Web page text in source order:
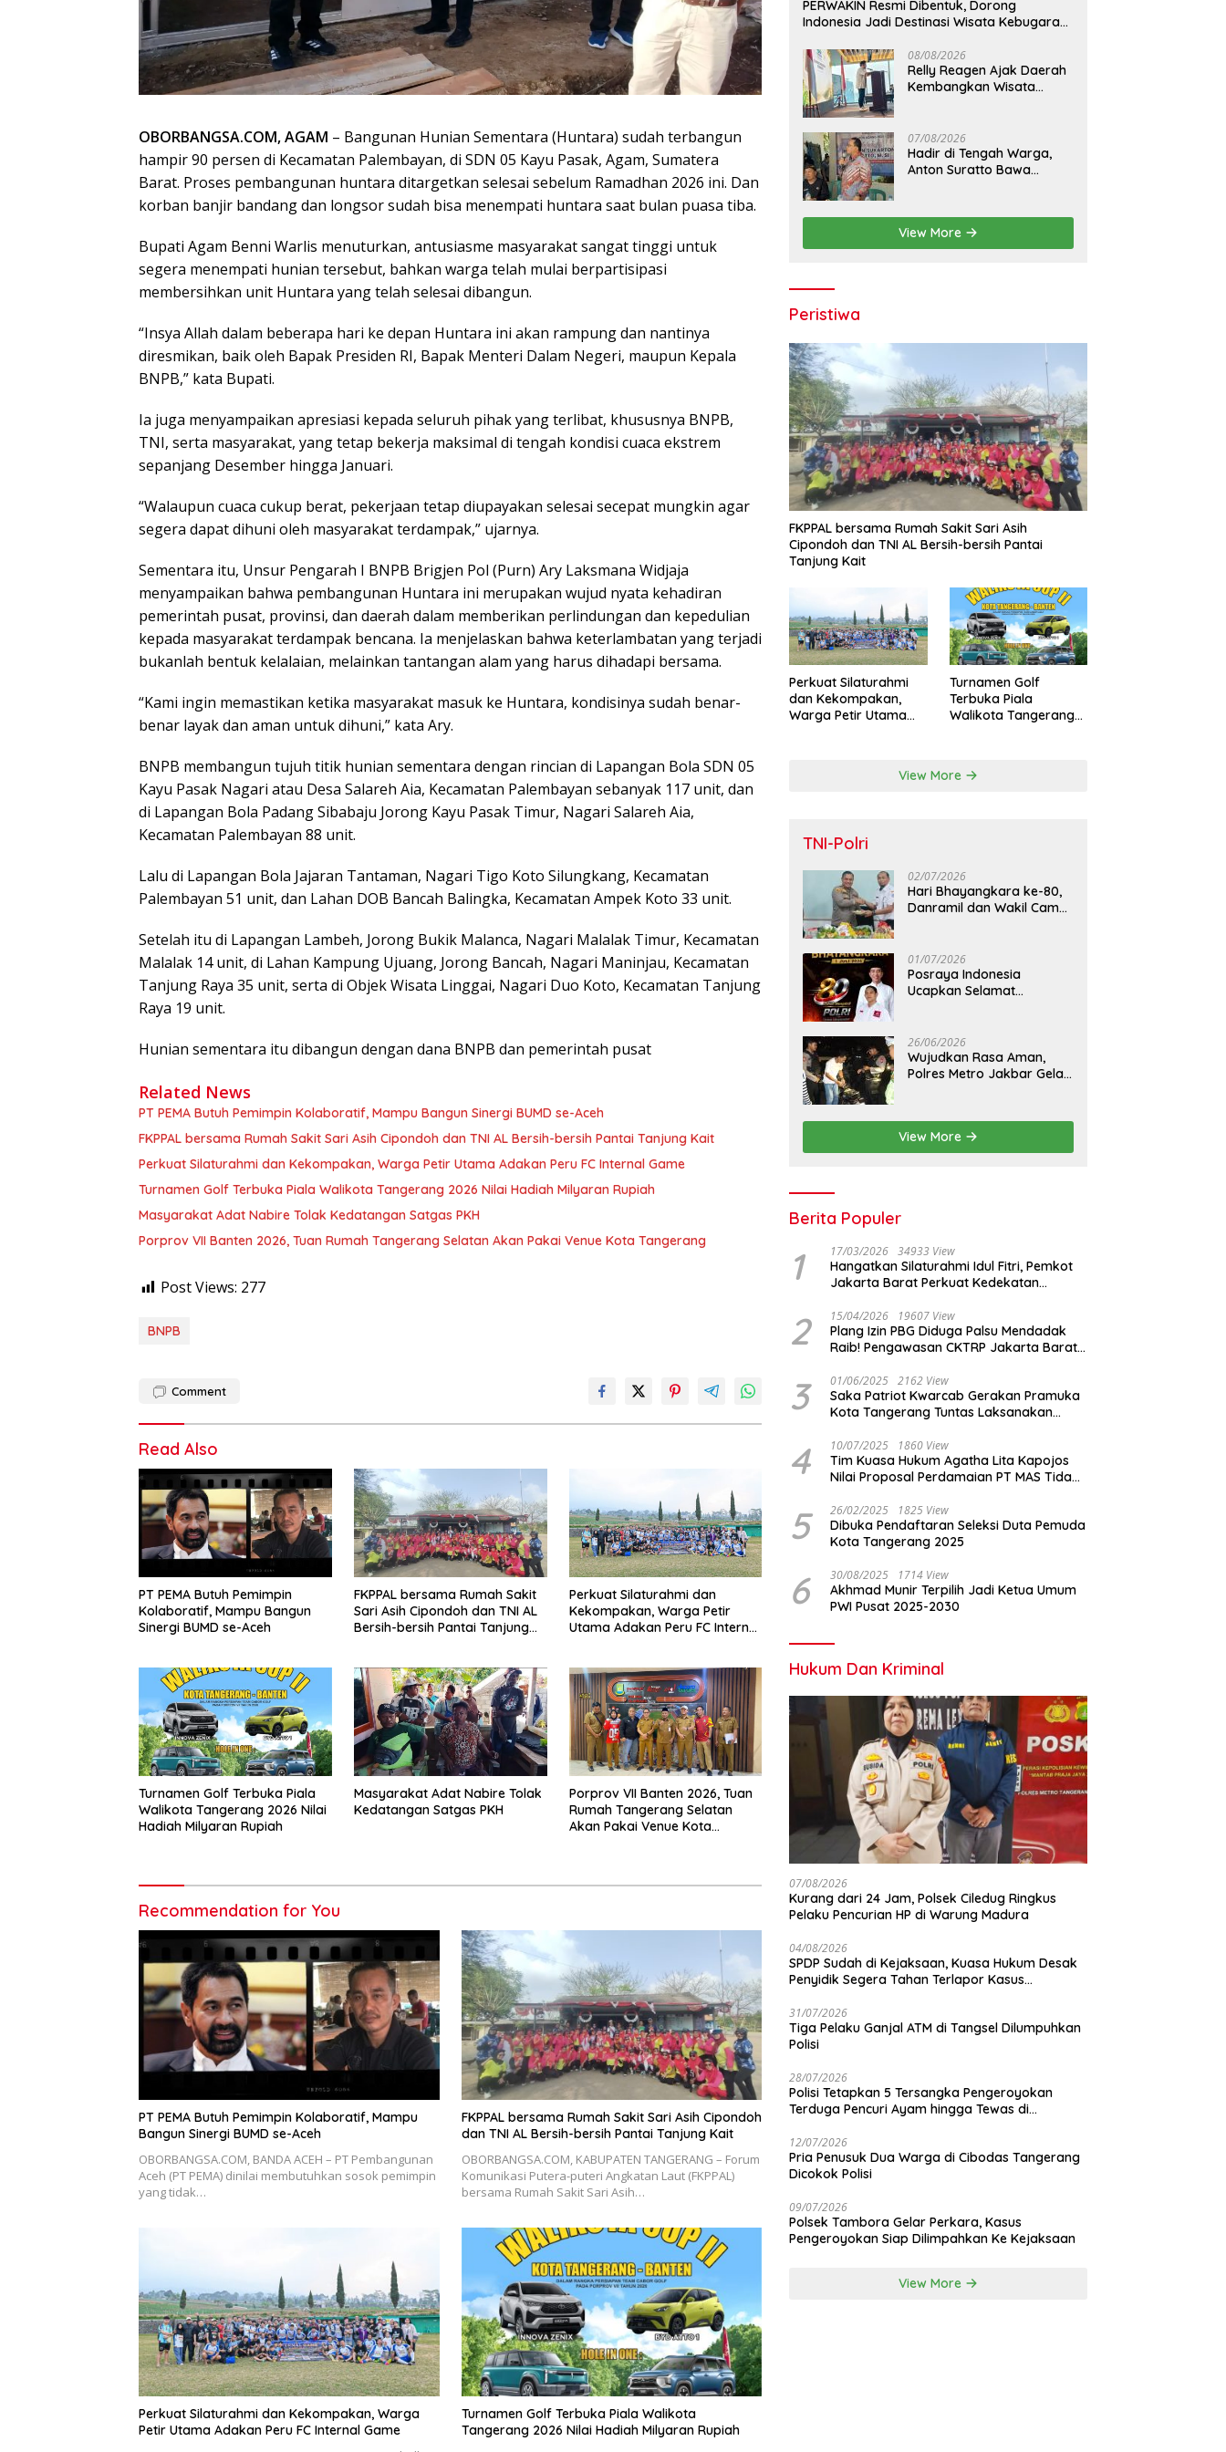
OBORBANGSA.COM, AGAM – Bangunan Hunian Sementara (Huntara) sudah terbangun
hampir 90 persen di Kecamatan Palembayan, di SDN 05 Kayu Pasak, Agam, Sumatera
Barat. Proses pembangunan huntara ditargetkan selesai sebelum Ramadhan 2026 ini. Dan
korban banjir bandang dan longsor sudah bisa menempati huntara saat bulan puasa tiba.
Bupati Agam Benni Warlis menuturkan, antusiasme masyarakat sangat tinggi untuk
segera menempati hunian tersebut, bahkan warga telah mulai berpartisipasi
membersihkan unit Huntara yang telah selesai dibangun.
“Insya Allah dalam beberapa hari ke depan Huntara ini akan rampung dan nantinya
diresmikan, baik oleh Bapak Presiden RI, Bapak Menteri Dalam Negeri, maupun Kepala
BNPB,” kata Bupati.
Ia juga menyampaikan apresiasi kepada seluruh pihak yang terlibat, khususnya BNPB,
TNI, serta masyarakat, yang tetap bekerja maksimal di tengah kondisi cuaca ekstrem
sepanjang Desember hingga Januari.
“Walaupun cuaca cukup berat, pekerjaan tetap diupayakan selesai secepat mungkin agar
segera dapat dihuni oleh masyarakat terdampak,” ujarnya.
Sementara itu, Unsur Pengarah I BNPB Brigjen Pol (Purn) Ary Laksmana Widjaja
menyampaikan bahwa pembangunan Huntara ini merupakan wujud nyata kehadiran
pemerintah pusat, provinsi, dan daerah dalam memberikan perlindungan dan kepedulian
kepada masyarakat terdampak bencana. Ia menjelaskan bahwa keterlambatan yang terjadi
bukanlah bentuk kelalaian, melainkan tantangan alam yang harus dihadapi bersama.
“Kami ingin memastikan ketika masyarakat masuk ke Huntara, kondisinya sudah benar-
benar layak dan aman untuk dihuni,” kata Ary.
BNPB membangun tujuh titik hunian sementara dengan rincian di Lapangan Bola SDN 05
Kayu Pasak Nagari atau Desa Salareh Aia, Kecamatan Palembayan sebanyak 117 unit, dan
di Lapangan Bola Padang Sibabaju Jorong Kayu Pasak Timur, Nagari Salareh Aia,
Kecamatan Palembayan 88 unit.
Lalu di Lapangan Bola Jajaran Tantaman, Nagari Tigo Koto Silungkang, Kecamatan
Palembayan 51 unit, dan Lahan DOB Bancah Balingka, Kecamatan Ampek Koto 33 unit.
Setelah itu di Lapangan Lambeh, Jorong Bukik Malanca, Nagari Malalak Timur, Kecamatan
Malalak 14 unit, di Lahan Kampung Ujuang, Jorong Bancah, Nagari Maninjau, Kecamatan
Tanjung Raya 35 unit, serta di Objek Wisata Linggai, Nagari Duo Koto, Kecamatan Tanjung
Raya 19 unit.
Hunian sementara itu dibangun dengan dana BNPB dan pemerintah pusat
Related News
PT PEMA Butuh Pemimpin Kolaboratif, Mampu Bangun Sinergi BUMD se-Aceh
FKPPAL bersama Rumah Sakit Sari Asih Cipondoh dan TNI AL Bersih-bersih Pantai Tanjung Kait
Perkuat Silaturahmi dan Kekompakan, Warga Petir Utama Adakan Peru FC Internal Game
Turnamen Golf Terbuka Piala Walikota Tangerang 2026 Nilai Hadiah Milyaran Rupiah
Masyarakat Adat Nabire Tolak Kedatangan Satgas PKH
Porprov VII Banten 2026, Tuan Rumah Tangerang Selatan Akan Pakai Venue Kota Tangerang
Post Views: 277
BNPB
Comment
Read Also
PT PEMA Butuh Pemimpin
Kolaboratif, Mampu Bangun
Sinergi BUMD se-Aceh
FKPPAL bersama Rumah Sakit
Sari Asih Cipondoh dan TNI AL
Bersih-bersih Pantai Tanjung
Perkuat Silaturahmi dan
Kekompakan, Warga Petir
Utama Adakan Peru FC Internal
Turnamen Golf Terbuka Piala
Walikota Tangerang 2026 Nilai
Hadiah Milyaran Rupiah
Masyarakat Adat Nabire Tolak
Kedatangan Satgas PKH
Porprov VII Banten 2026, Tuan
Rumah Tangerang Selatan
Akan Pakai Venue Kota
Recommendation for You
PT PEMA Butuh Pemimpin Kolaboratif, Mampu
Bangun Sinergi BUMD se-Aceh
OBORBANGSA.COM, BANDA ACEH – PT Pembangunan
Aceh (PT PEMA) dinilai membutuhkan sosok pemimpin
yang tidak…
FKPPAL bersama Rumah Sakit Sari Asih Cipondoh
dan TNI AL Bersih-bersih Pantai Tanjung Kait
OBORBANGSA.COM, KABUPATEN TANGERANG – Forum
Komunikasi Putera-puteri Angkatan Laut (FKPPAL)
bersama Rumah Sakit Sari Asih…
Perkuat Silaturahmi dan Kekompakan, Warga
Petir Utama Adakan Peru FC Internal Game
Turnamen Golf Terbuka Piala Walikota
Tangerang 2026 Nilai Hadiah Milyaran Rupiah
PERWAKIN Resmi Dibentuk, Dorong
Indonesia Jadi Destinasi Wisata Kebugaran
08/08/2026
Relly Reagen Ajak Daerah
Kembangkan Wisata
07/08/2026
Hadir di Tengah Warga,
Anton Suratto Bawa
View More
Peristiwa
FKPPAL bersama Rumah Sakit Sari Asih
Cipondoh dan TNI AL Bersih-bersih Pantai
Tanjung Kait
Perkuat Silaturahmi
dan Kekompakan,
Warga Petir Utama
Turnamen Golf
Terbuka Piala
Walikota Tangerang
View More
TNI-Polri
02/07/2026
Hari Bhayangkara ke-80,
Danramil dan Wakil Camat
01/07/2026
Posraya Indonesia
Ucapkan Selamat
Polri Menjaga Kamtibmas
26/06/2026
Wujudkan Rasa Aman,
Polres Metro Jakbar Gelar
View More
Berita Populer
1 17/03/2026 34933 View
Hangatkan Silaturahmi Idul Fitri, Pemkot
Jakarta Barat Perkuat Kedekatan
2 15/04/2026 19607 View
Plang Izin PBG Diduga Palsu Mendadak
Raib! Pengawasan CKTRP Jakarta Barat
3 01/06/2025 2162 View
Saka Patriot Kwarcab Gerakan Pramuka
Kota Tangerang Tuntas Laksanakan
4 10/07/2025 1860 View
Tim Kuasa Hukum Agatha Lita Kapojos
Nilai Proposal Perdamaian PT MAS Tidak
5 26/02/2025 1825 View
Dibuka Pendaftaran Seleksi Duta Pemuda
Kota Tangerang 2025
6 30/08/2025 1714 View
Akhmad Munir Terpilih Jadi Ketua Umum
PWI Pusat 2025-2030
Hukum Dan Kriminal
07/08/2026
Kurang dari 24 Jam, Polsek Ciledug Ringkus
Pelaku Pencurian HP di Warung Madura
04/08/2026
SPDP Sudah di Kejaksaan, Kuasa Hukum Desak
Penyidik Segera Tahan Terlapor Kasus
31/07/2026
Tiga Pelaku Ganjal ATM di Tangsel Dilumpuhkan
Polisi
28/07/2026
Polisi Tetapkan 5 Tersangka Pengeroyokan
Terduga Pencuri Ayam hingga Tewas di
12/07/2026
Pria Penusuk Dua Warga di Cibodas Tangerang
Dicokok Polisi
09/07/2026
Polsek Tambora Gelar Perkara, Kasus
Pengeroyokan Siap Dilimpahkan Ke Kejaksaan
View More